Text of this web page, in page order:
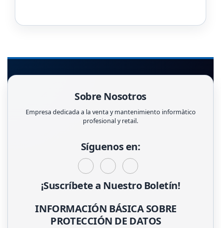
Sobre Nosotros
Empresa dedicada a la venta y mantenimiento informàtico
profesional y retail.
Síguenos en:
¡Suscríbete a Nuestro Boletín!
INFORMACIÓN BÁSICA SOBRE
PROTECCIÓN DE DATOS